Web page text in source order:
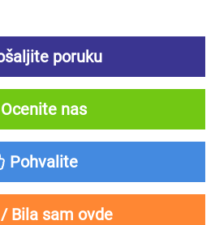
poruku
nas
Pohvalite
Bila sam ovde